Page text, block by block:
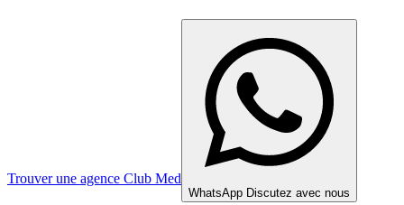
Trouver une agence Club Med
WhatsApp Discutez avec nous